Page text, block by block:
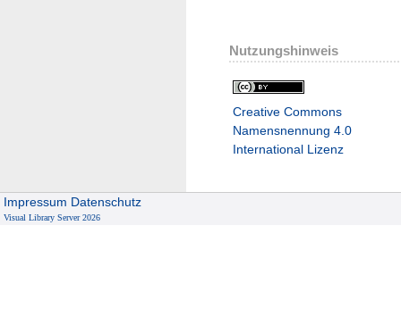
Nutzungshinweis
Creative Commons
Namensnennung 4.0
International Lizenz
Impressum Datenschutz
Visual Library Server 2026